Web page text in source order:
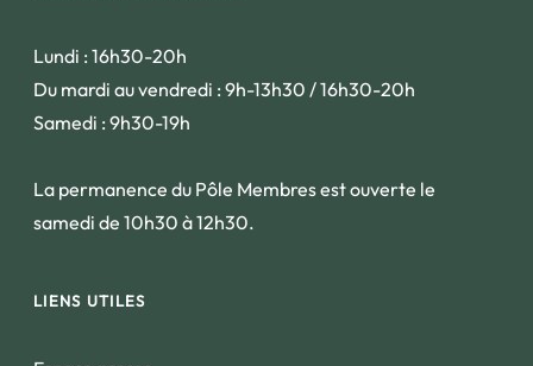
Lundi : 16h30-20h
Du mardi au vendredi : 9h-13h30 / 16h30-20h
Samedi : 9h30-19h
La permanence du Pôle Membres est ouverte le
samedi de 10h30 à 12h30.
LIENS UTILES